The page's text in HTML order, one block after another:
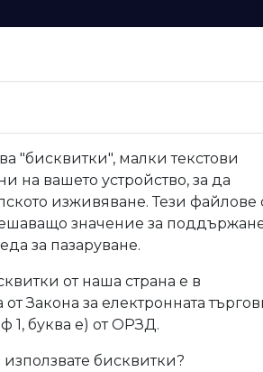
"бисквитки", малки текстови
на вашето устройство, за да
изживяване. Тези файлове
значение за
за пазаруване.
от наша страна е в
от Закона за електронната
1, буква е) от ОРЗД.
бисквитки?
ЕС 003
Grey
Код: ЕС 003
Описание